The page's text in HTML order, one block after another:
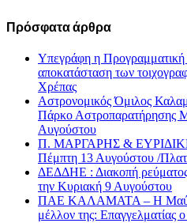
Πρόσφατα άρθρα
Υπεγράφη η Προγραμματική
αποκατάσταση των
Χρέπας
Αστρονομικός Όμιλος
Πάρκο Αστροπαρατήρησης
Αυγούστου
Π. ΜΑΡΓΑΡΗΣ & ΕΥΡΙΔΙΚΗ
Πέμπτη 13 Αυγούστου /
ΔΕΔΔΗΕ : Διακοπή ρεύματος
την Κυριακή 9 Αυγούστου
ΠΑΕ ΚΑΛΑΜΑΤΑ – Η Μαύρη
μέλλον της: Επαγγελματίας